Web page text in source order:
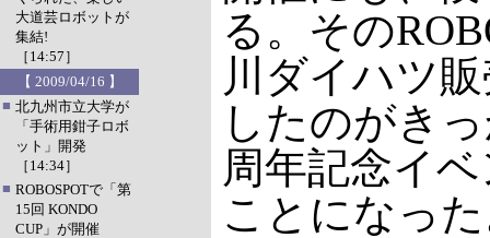
大道芸ロボットが
集結!
［14:57］
【 2009/04/16 】
■ 北九州市立大学が
「手術用鉗子ロボ
ット」開発
［14:34］
■ ROBOSPOTで「第
15回 KONDO
CUP」が開催
る。その
川ダイハツ
したのがき
周年記念イ
ことになっ